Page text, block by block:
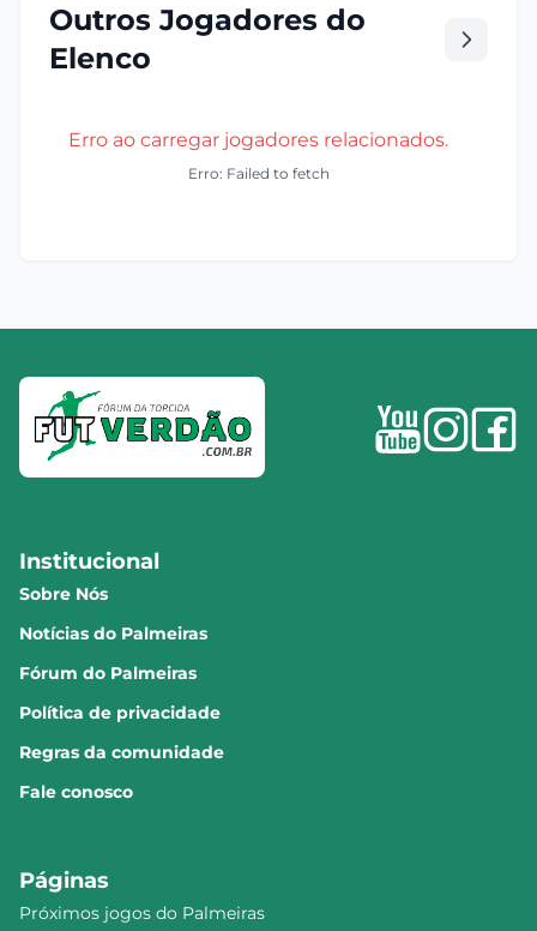
Outros Jogadores do
Elenco
Erro ao carregar jogadores relacionados.
Erro: Failed to fetch
Institucional
Sobre Nós
Notícias do Palmeiras
Fórum do Palmeiras
Política de privacidade
Regras da comunidade
Fale conosco
Páginas
Próximos jogos do Palmeiras